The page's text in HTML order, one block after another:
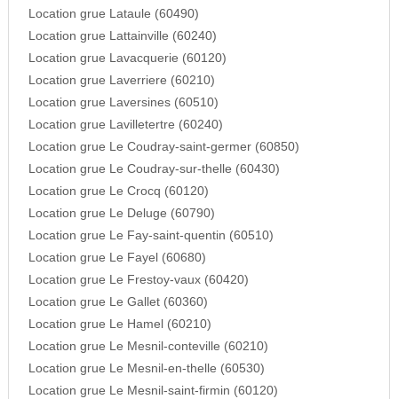
Location grue Lataule (60490)
Location grue Lattainville (60240)
Location grue Lavacquerie (60120)
Location grue Laverriere (60210)
Location grue Laversines (60510)
Location grue Lavilletertre (60240)
Location grue Le Coudray-saint-germer (60850)
Location grue Le Coudray-sur-thelle (60430)
Location grue Le Crocq (60120)
Location grue Le Deluge (60790)
Location grue Le Fay-saint-quentin (60510)
Location grue Le Fayel (60680)
Location grue Le Frestoy-vaux (60420)
Location grue Le Gallet (60360)
Location grue Le Hamel (60210)
Location grue Le Mesnil-conteville (60210)
Location grue Le Mesnil-en-thelle (60530)
Location grue Le Mesnil-saint-firmin (60120)